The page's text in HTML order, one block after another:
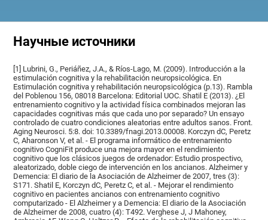
Научные источники
[1] Lubrini, G., Periáñez, J.A., & Ríos-Lago, M. (2009). Introducción a la
estimulación cognitiva y la rehabilitación neuropsicológica. En
Estimulación cognitiva y rehabilitación neuropsicológica (p.13). Rambla
del Poblenou 156, 08018 Barcelona: Editorial UOC. Shatil E (2013). ¿El
entrenamiento cognitivo y la actividad física combinados mejoran las
capacidades cognitivas más que cada uno por separado? Un ensayo
controlado de cuatro condiciones aleatorias entre adultos sanos. Front.
Aging Neurosci. 5:8. doi: 10.3389/fnagi.2013.00008. Korczyn dC, Peretz
C, Aharonson V, et al. - El programa informático de entrenamiento
cognitivo CogniFit produce una mejora mayor en el rendimiento
cognitivo que los clásicos juegos de ordenador: Estudio prospectivo,
aleatorizado, doble ciego de intervención en los ancianos. Alzheimer y
Demencia: El diario de la Asociación de Alzheimer de 2007, tres (3):
S171. Shatil E, Korczyn dC, Peretz C, et al. - Mejorar el rendimiento
cognitivo en pacientes ancianos con entrenamiento cognitivo
computarizado - El Alzheimer y a Demencia: El diario de la Asociación
de Alzheimer de 2008, cuatro (4): T492. Verghese J, J Mahoney,